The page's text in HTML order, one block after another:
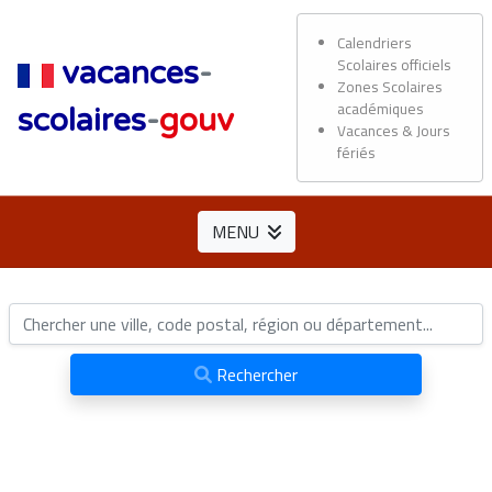
vacances-
scolaires-gouv
Calendriers
Scolaires officiels
Zones Scolaires
académiques
Vacances & Jours
fériés
MENU
Rechercher